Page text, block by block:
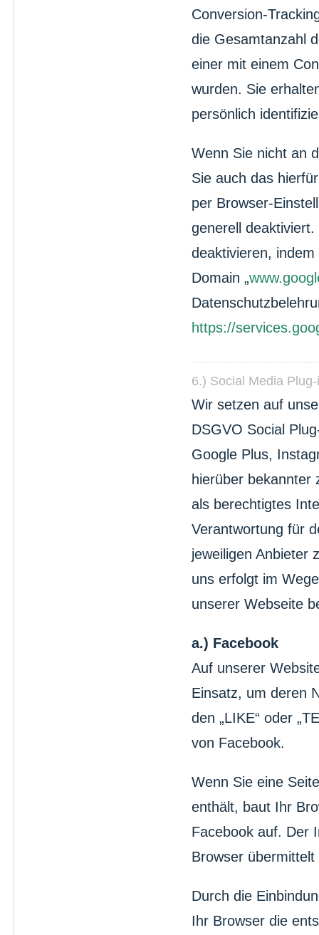
Conversion-
die Gesamtanzahl
einer mit einem
wurden. Sie
persönlich
Wenn Sie nicht an
Sie auch das
per Browser-
generell
deaktivieren,
Domain „
https://
6.) Social Media
Wir setzen auf
DSGVO Social
Google Plus,
hierüber bekannter
als berechtigtes
Verantwortung für
jeweiligen Anbieter
uns erfolgt im
unserer Webseite
a.) Facebook
Auf unserer
Einsatz, um deren
den „LIKE“ oder
von Facebook.
Wenn Sie eine
enthält, baut Ihr
Facebook auf. Der
Browser
Durch die
Ihr Browser die